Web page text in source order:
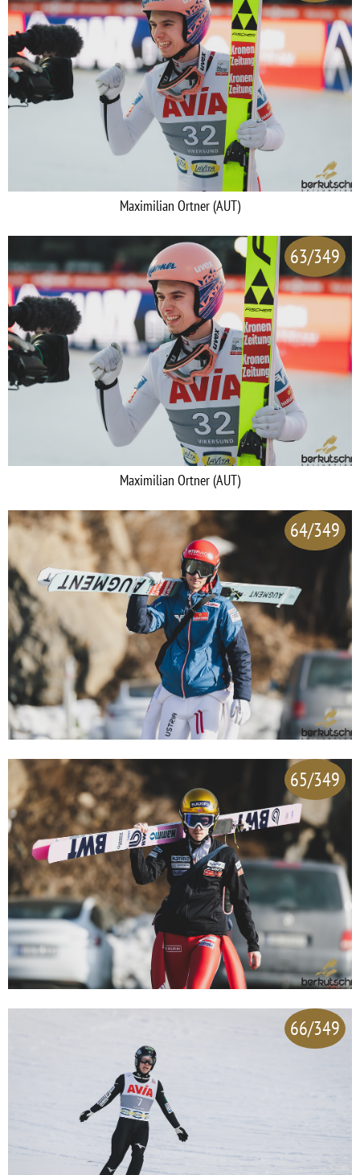
Maximilian Ortner (AUT)
63/349
Maximilian Ortner (AUT)
64/349
65/349
66/349